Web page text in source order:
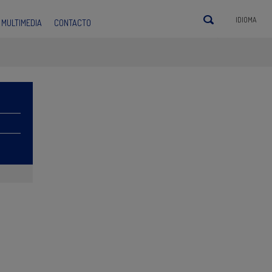
MULTIMEDIA CONTACTO IDIOMA